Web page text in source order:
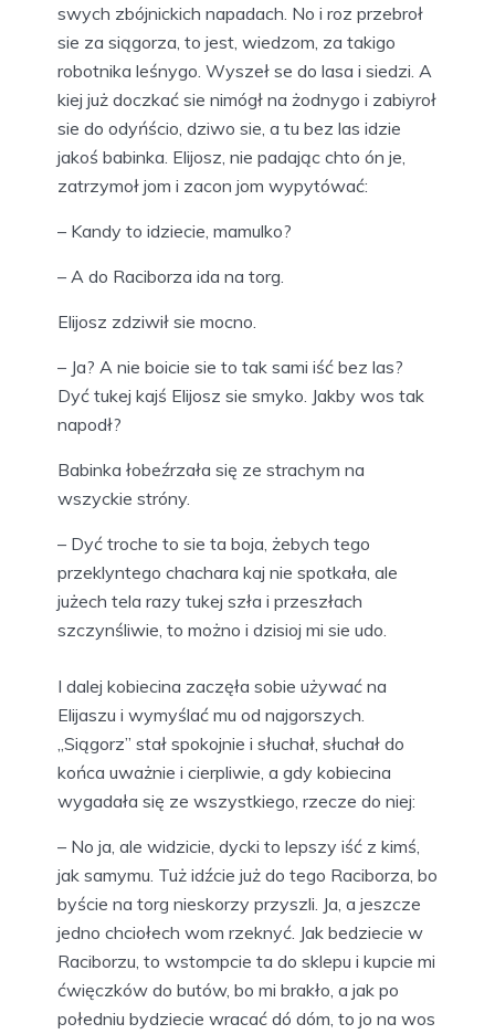
swych zbójnickich napadach. No i roz przebroł
sie za siągorza, to jest, wiedzom, za takigo
robotnika leśnygo. Wyszeł se do lasa i siedzi. A
kiej już doczkać sie nimógł na żodnygo i zabiyroł
sie do odyńścio, dziwo sie, a tu bez las idzie
jakoś babinka. Elijosz, nie padając chto ón je,
zatrzymoł jom i zacon jom wypytówać:
– Kandy to idziecie, mamulko?
– A do Raciborza ida na torg.
Elijosz zdziwił sie mocno.
– Ja? A nie boicie sie to tak sami iść bez las?
Dyć tukej kajś Elijosz sie smyko. Jakby wos tak
napodł?
Babinka łobeźrzała się ze strachym na
wszyckie stróny.
– Dyć troche to sie ta boja, żebych tego
przeklyntego chachara kaj nie spotkała, ale
jużech tela razy tukej szła i przeszłach
szczynśliwie, to możno i dzisioj mi sie udo.
I dalej kobiecina zaczęła sobie używać na
Elijaszu i wymyślać mu od najgorszych.
„Siągorz” stał spokojnie i słuchał, słuchał do
końca uważnie i cierpliwie, a gdy kobiecina
wygadała się ze wszystkiego, rzecze do niej:
– No ja, ale widzicie, dycki to lepszy iść z kimś,
jak samymu. Tuż idźcie już do tego Raciborza, bo
byście na torg nieskorzy przyszli. Ja, a jeszcze
jedno chciołech wom rzeknyć. Jak bedziecie w
Raciborzu, to wstompcie ta do sklepu i kupcie mi
ćwięczków do butów, bo mi brakło, a jak po
połedniu bydziecie wracać dó dóm, to jo na wos